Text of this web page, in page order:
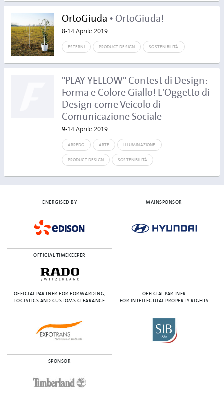
OrtoGiuda • OrtoGiuda!
8-14 Aprile 2019
ESTERNI PRODUCT DESIGN SOSTENIBILITÀ
"PLAY YELLOW" Contest di Design:
Forma e Colore Giallo! L'Oggetto di
Design come Veicolo di
Comunicazione Sociale
9-14 Aprile 2019
ARREDO ARTE ILLUMINAZIONE
PRODUCT DESIGN SOSTENIBILITÀ
ENERGISED BY MAINSPONSOR
OFFICIAL TIMEKEEPER
OFFICIAL PARTNER FOR FORWARDING,
LOGISTICS AND CUSTOMS CLEARANCE
OFFICIAL PARTNER
FOR INTELLECTUAL PROPERTY RIGHTS
SPONSOR